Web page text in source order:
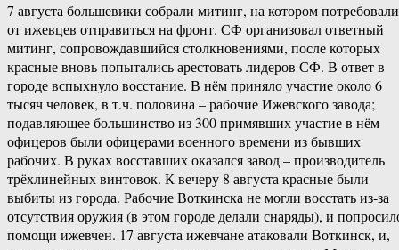
7 августа большевики собрали митинг, на котором потребовали
от ижевцев отправиться на фронт. СФ организовал ответный
митинг, сопровождавшийся столкновениями, после которых
красные вновь попытались арестовать лидеров СФ. В ответ в
городе вспыхнуло восстание. В нём приняло участие около 6
тысяч человек, в т.ч. половина – рабочие Ижевского завода;
подавляющее большинство из 300 примявших участие в нём
офицеров были офицерами военного времени из бывших
рабочих. В руках восставших оказался завод – производитель
трёхлинейных винтовок. К вечеру 8 августа красные были
выбиты из города. Рабочие Воткинска не могли восстать из-за
отсутствия оружия (в этом городе делали снаряды), и
помощи ижевчен. 17 августа ижевчане атаковали Воткинск, и,